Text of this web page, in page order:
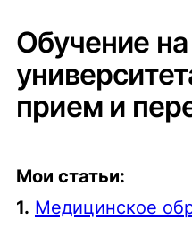
Обучение
прием и
Мои статьи:
1. Медицинское